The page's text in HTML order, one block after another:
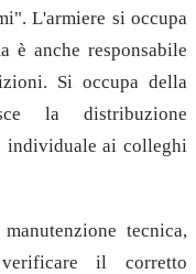
L'armiere si occupa
è anche responsabile
Si occupa della
la distribuzione
individuale ai colleghi
tecnica,
il corretto